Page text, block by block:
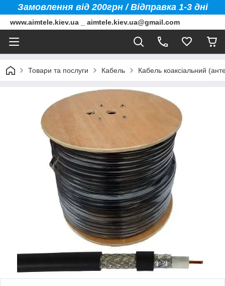
Замовлення від 200грн / Відправка 1-3 дні
www.aimtele.kiev.ua _ aimtele.kiev.ua@gmail.com
Товари та послуги Кабель Кабель коаксіальний